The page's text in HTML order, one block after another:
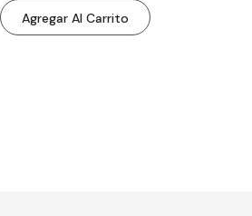
Agregar Al Carrito